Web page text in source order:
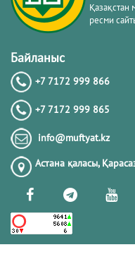
ресми
Байланыс
+7 7172 999 866
+7 7172 999 865
info@muftyat.kz
Астана қаласы,